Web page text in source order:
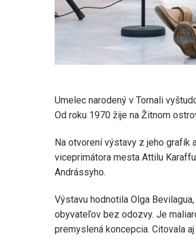
Umelec narodený v Tornali
Od roku 1970 žije na Žitnom
Na otvorení výstavy z jeho grafík
viceprimátora mesta Attilu
Andrássyho.
Výstavu hodnotila Olga
obyvateľov bez odozvy. Je
premyslená koncepcia. Citovala